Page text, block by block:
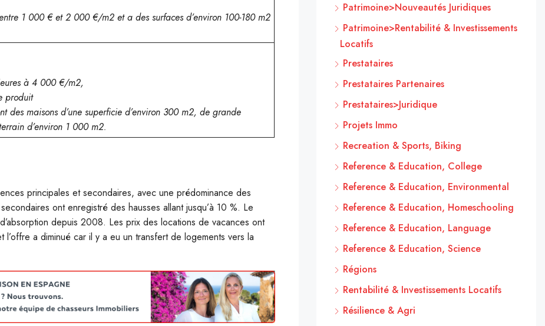
1 000 € et 2 000 €/m2 et a des surfaces d’environ 100-180 m2
à 4 000 €/m2,
produit
maisons d’une superficie d’environ 300 m2, de grande
d’environ 1 000 m2.
principales et secondaires, avec une prédominance des
ont enregistré des hausses allant jusqu’à 10 %. Le
depuis 2008. Les prix des locations de vacances ont
a diminué car il y a eu un transfert de logements vers la
Patrimoine>Nouveautés Juridiques
Patrimoine>Rentabilité & Investissements
Locatifs
Prestataires
Prestataires Partenaires
Prestataires>Juridique
Projets Immo
Recreation & Sports, Biking
Reference & Education, College
Reference & Education, Environmental
Reference & Education, Homeschooling
Reference & Education, Language
Reference & Education, Science
Régions
Rentabilité & Investissements Locatifs
Résilience & Agri